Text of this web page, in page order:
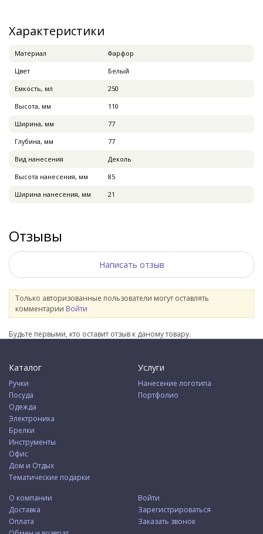
Характеристики
Материал
Фарфор
Цвет
Белый
Емкость, мл
250
Высота, мм
110
Ширина, мм
77
Глубина, мм
77
Вид нанесения
Деколь
Высота нанесения, мм
85
Ширина нанесения, мм
21
Отзывы
Написать отзыв
Только авторизованные пользователи могут оставлять
комментарии Войти
Будьте первыми, кто оставит отзыв к даному товару.
Каталог
Ручки
Посуда
Одежда
Электроника
Брелки
Инструменты
Офис
Дом и Отдых
Тематические подарки
Услуги
Нанесение логотипа
Портфолио
О компании
Доставка
Оплата
Войти
Зарегистрироваться
Заказать звонок